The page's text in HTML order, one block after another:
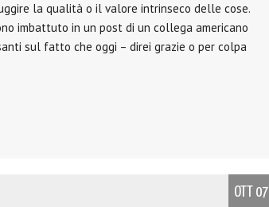
la qualità o il valore intrinseco delle cose.
imbattuto in un post di un collega americano
sul fatto che oggi – direi grazie o per colpa
OTT 07